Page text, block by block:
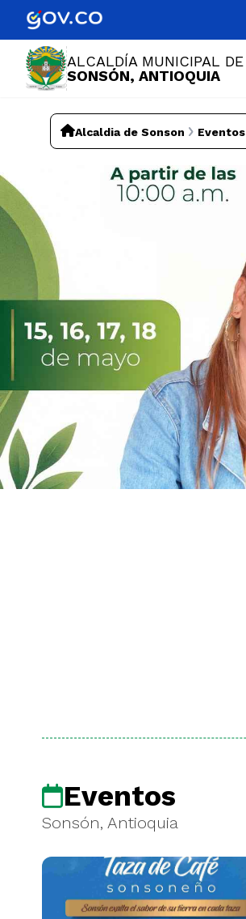
ALCALDÍA MUNICIPAL DE
SONSÓN, ANTIOQUIA
Alcaldia de Sonson Eventos
Eventos
Sonsón, Antioquia